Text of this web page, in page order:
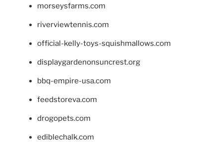
morseysfarms.com
riverviewtennis.com
official-kelly-toys-squishmallows.com
displaygardenonsuncrest.org
bbq-empire-usa.com
feedstoreva.com
drogopets.com
ediblechalk.com